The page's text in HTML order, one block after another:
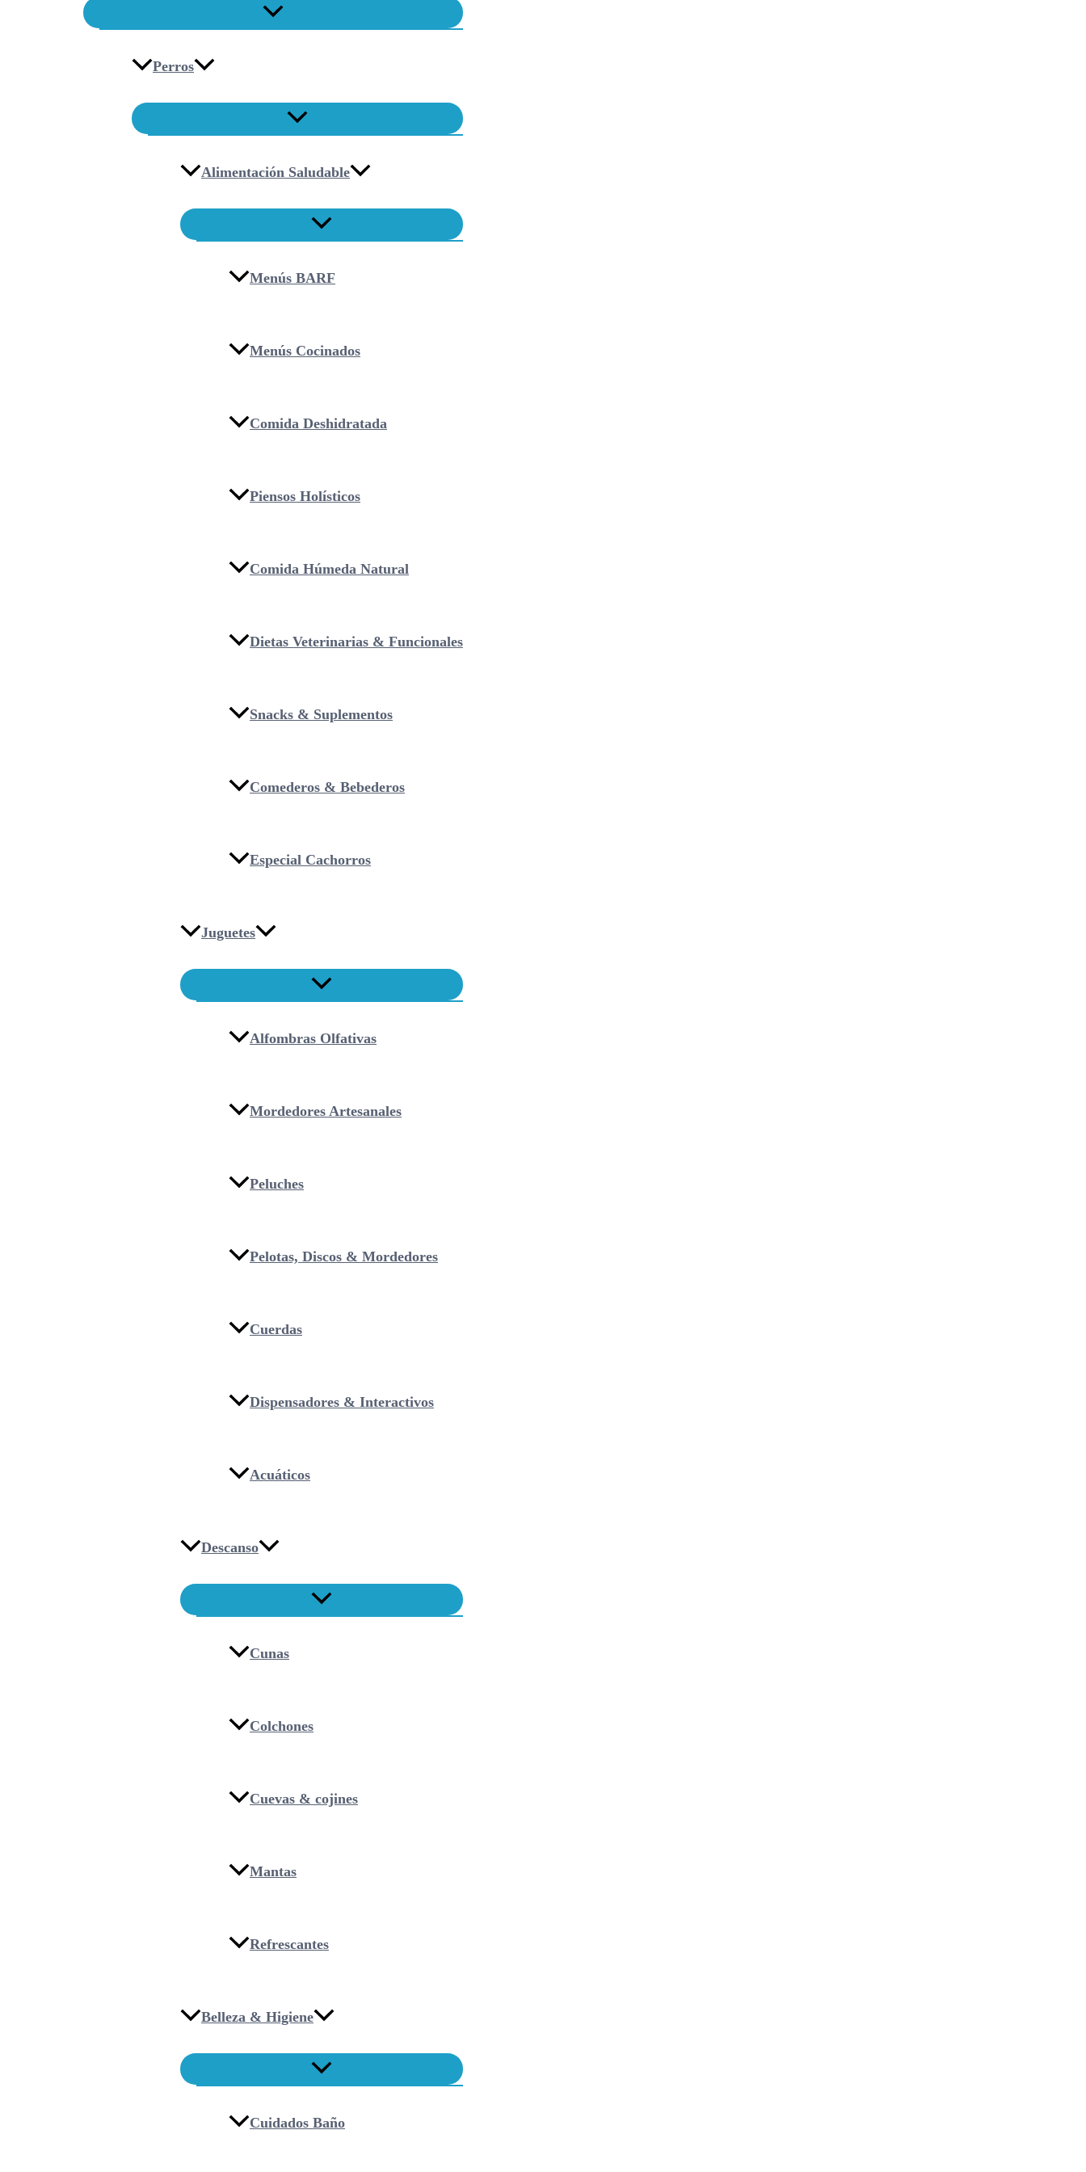
Perros
Alimentación Saludable
Menús BARF
Menús Cocinados
Comida Deshidratada
Piensos Holísticos
Comida Húmeda Natural
Dietas Veterinarias & Funcionales
Snacks & Suplementos
Comederos & Bebederos
Especial Cachorros
Juguetes
Alfombras Olfativas
Mordedores Artesanales
Peluches
Pelotas, Discos & Mordedores
Cuerdas
Dispensadores & Interactivos
Acuáticos
Descanso
Cunas
Colchones
Cuevas & cojines
Mantas
Refrescantes
Belleza & Higiene
Cuidados Baño